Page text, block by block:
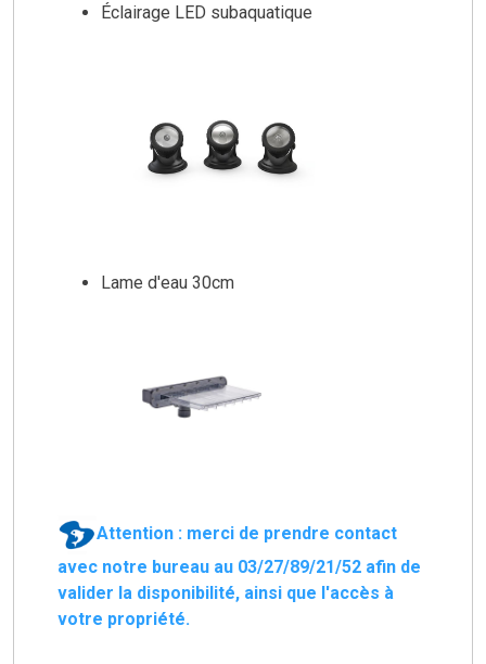
Éclairage LED subaquatique
Lame d'eau 30cm
Attention : merci de prendre contact
avec notre bureau au 03/27/89/21/52 afin de
valider la disponibilité, ainsi que l'accès à
votre propriété.